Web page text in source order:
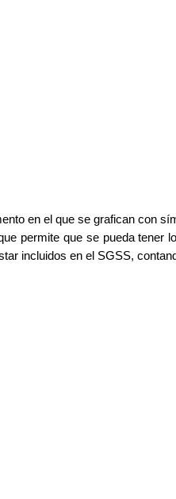
en el que se grafican con
permite que se pueda tener
incluidos en el SGSS,